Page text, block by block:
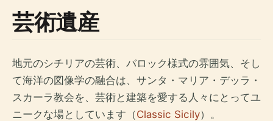
芸術遺産
地元のシチリアの芸術、バロック様式の雰囲気、そし
て海洋の図像学の融合は、サンタ・マリア・デッラ・
スカーラ教会を、芸術と建築を愛する人々にとってユ
ニークな場としています（Classic Sicily）。